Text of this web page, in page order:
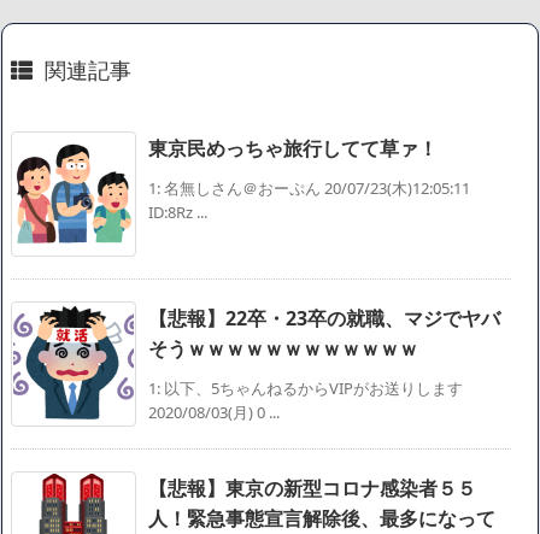
関連記事
東京民めっちゃ旅行してて草ァ！
1: 名無しさん＠おーぷん 20/07/23(木)12:05:11
ID:8Rz ...
【悲報】22卒・23卒の就職、マジでヤバ
そうｗｗｗｗｗｗｗｗｗｗｗｗ
1: 以下、5ちゃんねるからVIPがお送りします
2020/08/03(月) 0 ...
【悲報】東京の新型コロナ感染者５５
人！緊急事態宣言解除後、最多になって